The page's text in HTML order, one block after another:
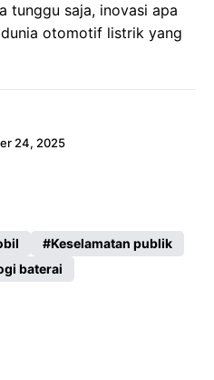
tunggu saja, inovasi apa
otomotif listrik yang
24, 2025
Keselamatan publik
baterai